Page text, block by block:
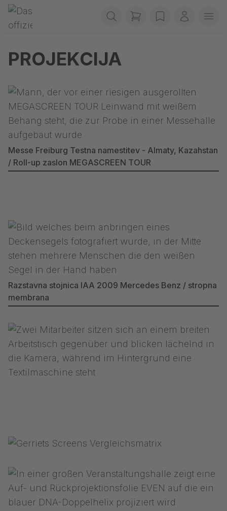
Preskoči navigacijo
Gerriets
items in cart, view
wishlistMoj
PROJEKCIJA
Messe Freiburg Testna namestitev - Almaty, Kazahstan
/ Roll-up zaslon MEGASCREEN TOUR
Razstavna stojnica IAA 2009 Mercedes Benz / stropna
membrana